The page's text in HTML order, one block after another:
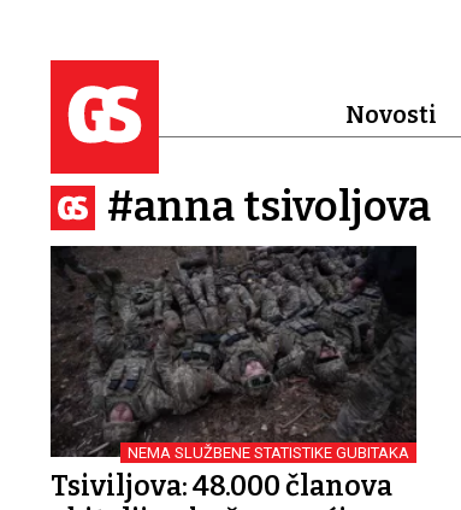
Novosti
#anna tsivoljova
NEMA SLUŽBENE STATISTIKE GUBITAKA
Tsiviljova: 48.000 članova